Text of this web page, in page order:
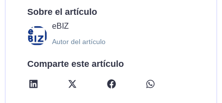
Sobre el artículo
eBIZ
Autor del artículo
Comparte este artículo